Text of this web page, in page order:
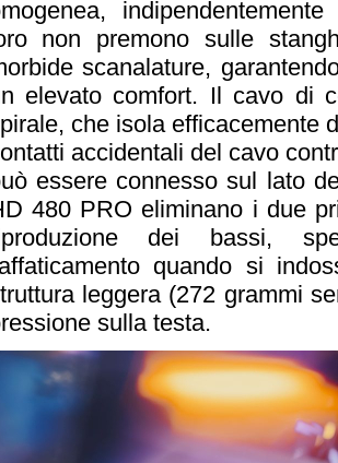
non premono sulle
scanalature,
elevato comfort. Il cavo di
che isola efficacemente
accidentali del cavo
essere connesso sul lato
480 PRO eliminano i due
dei bassi,
quando si
leggera (272 grammi
sulla testa.